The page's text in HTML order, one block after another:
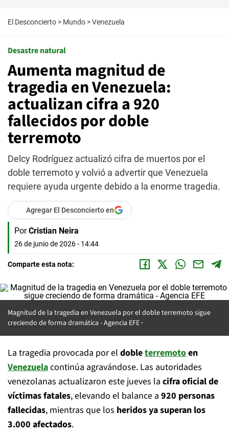
El Desconcierto > Mundo >Venezuela
Desastre natural
Aumenta magnitud de
tragedia en Venezuela:
actualizan cifra a 920
fallecidos por doble
terremoto
Delcy Rodríguez actualizó cifra de muertos por el
doble terremoto y volvió a advertir que Venezuela
requiere ayuda urgente debido a la enorme tragedia.
Agregar El Desconcierto en
Por Cristian Neira
26 de junio de 2026 - 14:44
Comparte esta nota:
Magnitud de la tragedia en Venezuela por el doble terremoto sigue
creciendo de forma dramática -Agencia EFE
La tragedia provocada por el dobleterremotoen
Venezuelacontinúa agravándose. Las autoridades
venezolanas actualizaron este jueves la cifra oficial de
víctimas fatales, elevando el balance a 920 personas
fallecidas, mientras que los heridos ya superan los
3.000 afectados.